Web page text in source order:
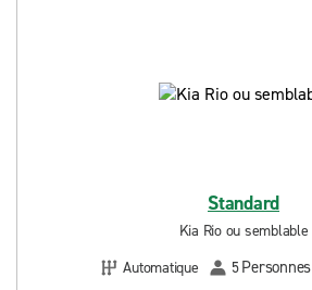
Standard
Kia Rio ou semblable
Automatique
5Personnes